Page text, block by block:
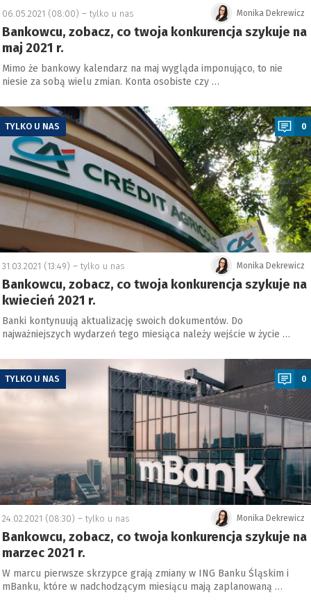
Monika Dekrewicz
06.05.2021 (08:00) – tylko u nas
Bankowcu, zobacz, co twoja konkurencja szykuje na
maj 2021 r.
Mimo że bankowy kalendarz na maj wygląda imponująco, to nie
niesie za sobą wielu zmian. Konta osobiste czy …
TYLKO U NAS 0
Monika Dekrewicz
31.03.2021 (13:49) – tylko u nas
Bankowcu, zobacz, co twoja konkurencja szykuje na
kwiecień 2021 r.
Banki kontynuują aktualizację swoich dokumentów. Do
najważniejszych wydarzeń tego miesiąca należy wejście w życie …
TYLKO U NAS 0
Monika Dekrewicz
24.02.2021 (08:30) – tylko u nas
Bankowcu, zobacz, co twoja konkurencja szykuje na
marzec 2021 r.
W marcu pierwsze skrzypce grają zmiany w ING Banku Śląskim i
mBanku, które w nadchodzącym miesiącu mają zaplanowaną …